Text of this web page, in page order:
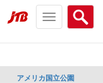
Search
menu
Toggle
navigation
アメリカ国立公園